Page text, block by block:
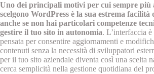
Uno dei principali motivi per cui sempre più
scelgono WordPress è la sua estrema facilità
anche se non hai particolari competenze
gestire il tuo sito in autonomia. L’interfaccia
pensata per consentire aggiornamenti e
contenuti senza la necessità di sviluppatori
per il tuo sito aziendale diventa così una scelta
cerca semplicità nella gestione quotidiana del